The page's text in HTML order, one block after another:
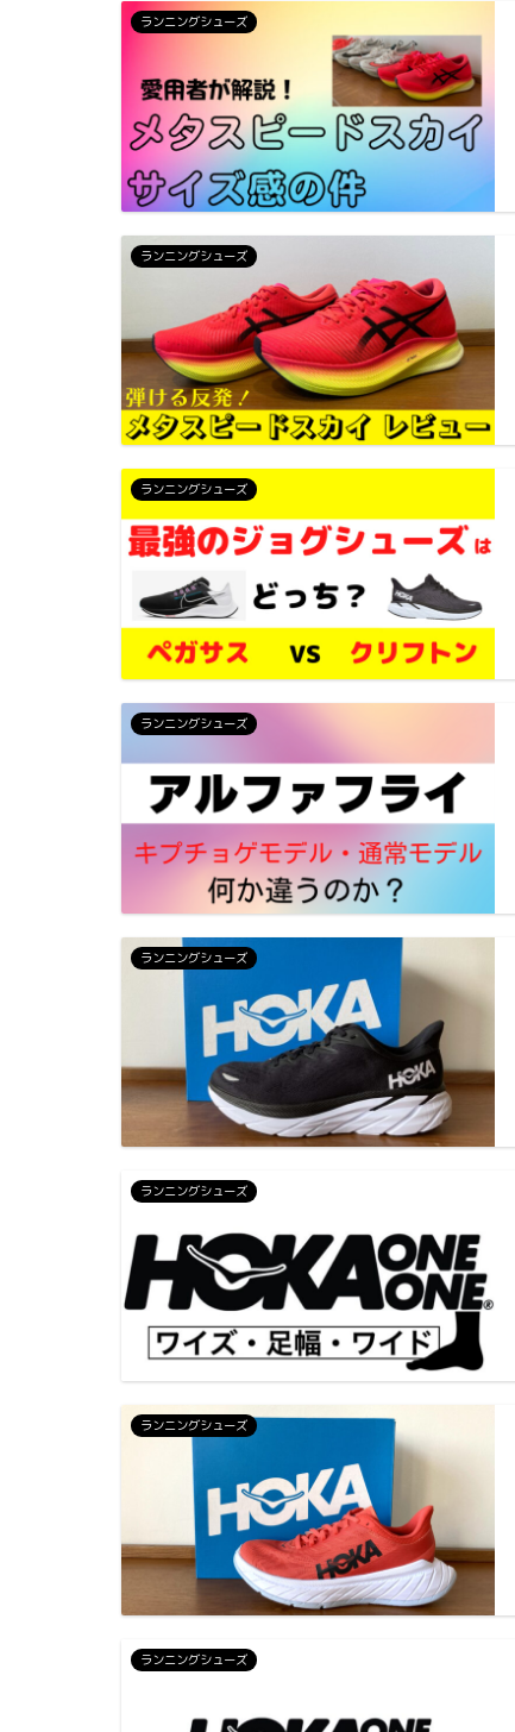
ランニングシューズ
ランニングシューズ
ランニングシューズ
ランニングシューズ
ランニングシューズ
ランニングシューズ
ランニングシューズ
ランニングシューズ